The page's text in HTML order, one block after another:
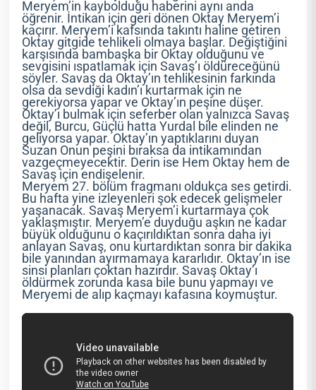
Meryem’in kaybolduğu haberini aynı anda
öğrenir. İntikan için geri dönen Oktay Meryem’i
kaçırır. Meryem’i kafsında takıntı haline getiren
Oktay gitgide tehlikeli olmaya başlar. Değiştiğini
karşısında bambaşka bir Oktay olduğunu ve
sevgisini ıspatlamak için Savaş’ı öldüreceğünü
söyler. Savaş da Oktay’ın tehlikesinin farkında
olsa da sevdiği kadın’ı kurtarmak için ne
gerekiyorsa yapar ve Oktay’ın peşine düşer.
Oktay’ı bulmak için seferber olan yalnızca Savaş
değil, Burcu, Güçlü hatta Yurdal bile elinden ne
geliyorsa yapar. Oktay’ın yaptıklarını duyan
Suzan Onun peşini bıraksa da intikamından
vazgeçmeyecektir. Derin ise Hem Oktay hem de
Savaş için endişelenir.
Meryem 27. bölüm fragmanı oldukça ses getirdi.
Bu hafta yine izleyenleri şok edecek gelişmeler
yaşanacak. Savaş Meryem’i kurtarmaya çok
yaklaşmıştır. Meryem’e duyduğu aşkın ne kadar
büyük olduğunu o kaçırıldıktan sonra daha iyi
anlayan Savaş, onu kurtardıktan sonra bir dakika
bile yanından ayırmamaya kararlıdır. Oktay’ın ise
sinsi planları çoktan hazırdır. Savaş Oktay’ı
öldürmek zorunda kasa bile bunu yapmayı ve
Meryemi de alıp kaçmayı kafasına koymuştur.